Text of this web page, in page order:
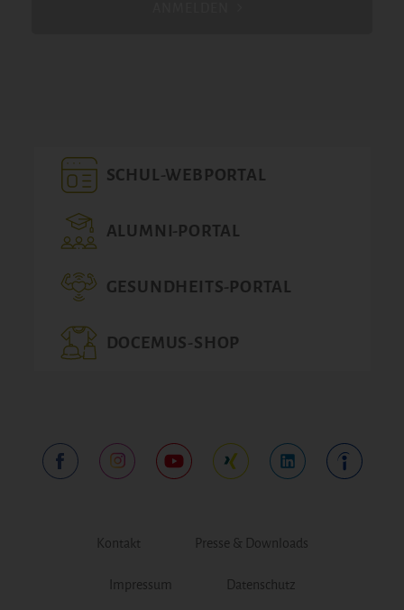
SCHUL-WEBPORTAL
ALUMNI-PORTAL
GESUNDHEITS-PORTAL
DOCEMUS-SHOP
Kontakt Presse & Downloads
Impressum Datenschutz